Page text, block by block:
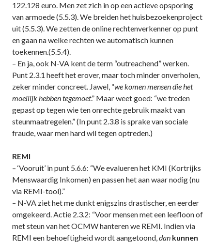
122.128 euro. Men zet zich in op een actieve opsporing
van armoede (5.5.3). We breiden het huisbezoekenproject
uit (5.5.3). We zetten de online rechtenverkenner op punt
en gaan na welke rechten we automatisch kunnen
toekennen.(5.5.4).
– En ja, ook N-VA kent de term “outreachend” werken.
Punt 2.3.1 heeft het erover, maar toch minder onverholen,
zeker minder concreet. Jawel, “we komen mensen die het
moeilijk hebben tegemoet.” Maar weet goed: “we treden
gepast op tegen wie ten onrechte gebruik maakt van
steunmaatregelen.” (In punt 2.3.8 is sprake van sociale
fraude, waar men hard wil tegen optreden.)
REMI
– ‘Vooruit’ in punt 5.6.6: “We evalueren het KMI (Kortrijks
Menswaardig Inkomen) en passen het aan waar nodig (nu
via REMI-tool).”
– N-VA ziet het me dunkt enigszins drastischer, en eerder
omgekeerd. Actie 2.3.2: “Voor mensen met een leefloon of
met steun van het OCMW hanteren we REMI. Indien via
REMI een behoeftigheid wordt aangetoond,dan kunnen